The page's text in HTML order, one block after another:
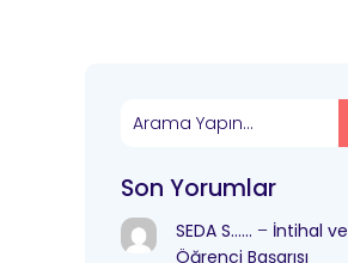
Son Yorumlar
SEDA S…… – İntihal ve
Öğrenci Başarısı